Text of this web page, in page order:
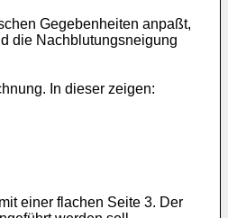
Gegebenheiten anpaßt,
die Nachblutungsneigung
In dieser zeigen:
einer flachen Seite 3. Der